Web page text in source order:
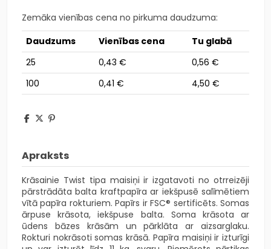
Zemāka vienības cena no pirkuma daudzuma:
Daudzums
Vienības cena
Tu glabā
25
0,43 €
0,56 €
100
0,41 € 4,50 €
Apraksts
Krāsainie Twist tipa maisiņi ir izgatavoti no otrreizēji
pārstrādāta balta kraftpapīra ar iekšpusē salīmētiem
vītā papīra rokturiem. Papīrs ir FSC® sertificēts. Somas
ārpuse krāsota, iekšpuse balta. Soma krāsota ar
ūdens bāzes krāsām un pārklāta ar aizsarglaku.
Rokturi nokrāsoti somas krāsā. Papīra maisiņi ir izturīgi